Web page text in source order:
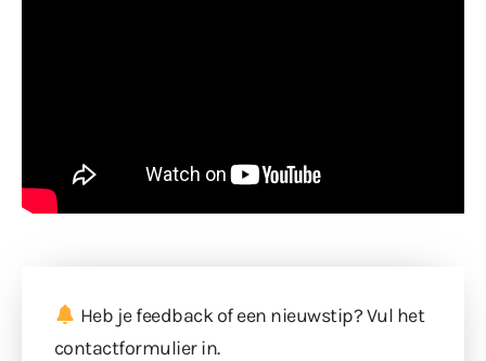
Heb je feedback of een nieuwstip? Vul het
contactformulierin.